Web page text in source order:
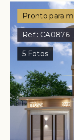
Pronto para
Ref.: CA0876
5 Fotos